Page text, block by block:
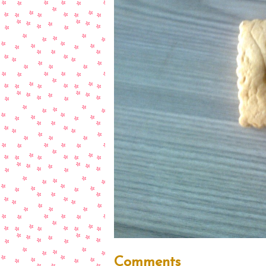
Comments